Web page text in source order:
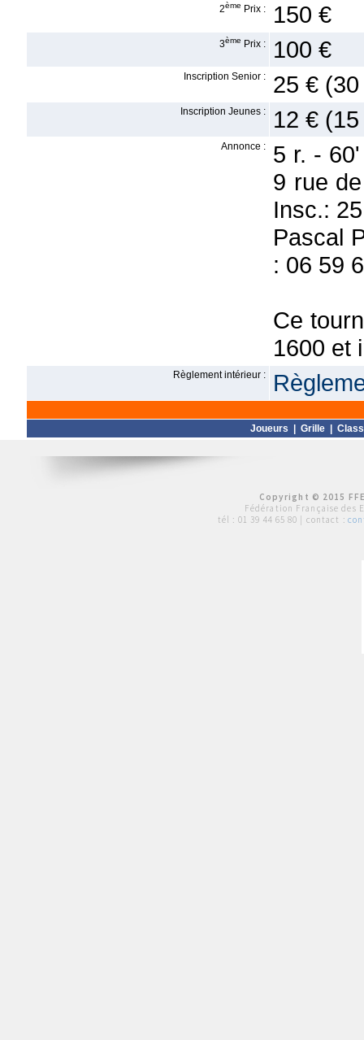
2ème Prix : 150 €
3ème Prix : 100 €
Inscription Senior : 25 €
Inscription Jeunes : 12 €
Annonce :
5 r. -
9 rue
Insc.:
Pascal
: 06 59
Ce
1600 et
Règlement intérieur :
Joueurs Grille
Copyright © 2015
Fédération Française des
tél : 01 39 44 65 80 | contact :